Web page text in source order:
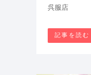
呉服店
記事を読む